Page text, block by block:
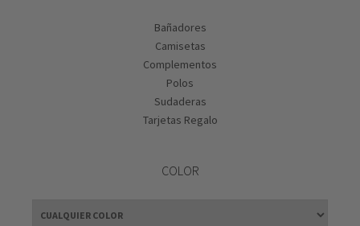
Bañadores
Camisetas
Complementos
Polos
Sudaderas
Tarjetas Regalo
COLOR